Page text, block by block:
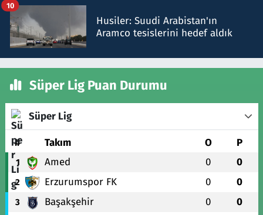
Husiler: Suudi Arabistan'ın
Aramco tesislerini hedef aldık
10
Süper Lig Puan Durumu
Süper Lig
# Takım O P
1 Amed 0 0
2 Erzurumspor FK 0 0
3 Başakşehir 0 0